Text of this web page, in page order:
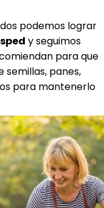
podemos lograr
y seguimos
para que
semillas, panes,
para mantenerlo